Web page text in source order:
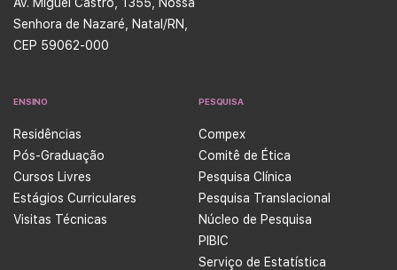
Senhora de Nazaré, Natal/RN,
CEP 59062-000
ENSINO
Residências
Pós-Graduação
Cursos Livres
Estágios Curriculares
Visitas Técnicas
PESQUISA
Compex
Comitê de Ética
Pesquisa Clínica
Pesquisa Translacional
Núcleo de Pesquisa
PIBIC
Serviço de Estatística